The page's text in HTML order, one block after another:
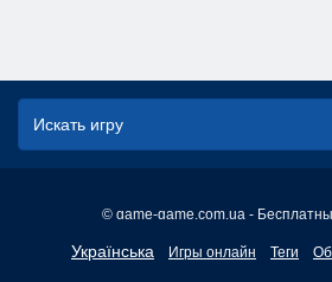
© game-game.com.ua -
Українська
English
Игры онлайн Теги